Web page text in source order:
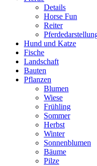
Details
Horse Fun
Reiter
Hund und Katze
Fische
Landschaft
Bauten
Pflanzen
Blumen
Wiese
Frühling
Sommer
Herbst
Winter
Sonnenblumen
Bäume
Pilze